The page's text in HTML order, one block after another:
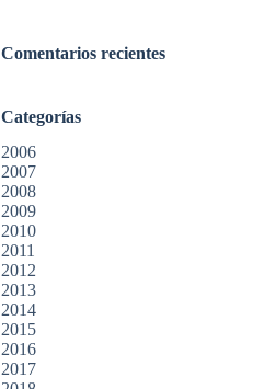
Comentarios recientes
Categorías
2006
2007
2008
2009
2010
2011
2012
2013
2014
2015
2016
2017